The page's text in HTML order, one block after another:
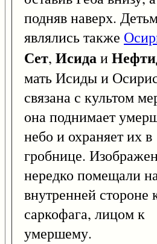
подняв наверх.
являлись также
Сет, Исидаи
мать Исиды и
связана с культом
она поднимает
небо и охраняет их в
гробнице.
нередко помещали
внутренней
саркофага, лицом к
умершему.